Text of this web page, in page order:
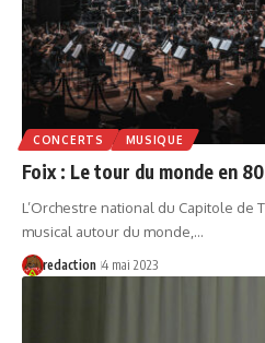
CONCERTS MUSIQUE
Foix : Le tour du monde en
L’Orchestre national du Capitole
musical autour du monde,…
redaction 4 mai 2023